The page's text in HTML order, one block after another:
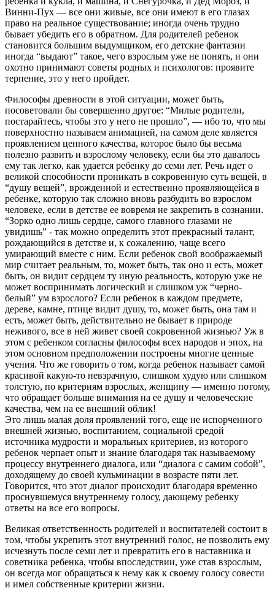
Винни-Пух — все они живые, все они имеют в его глазах
право на реальное существование; иногда очень трудно
бывает убедить его в обратном. Для родителей ребенок
становится большим выдумщиком, его детские фантазии
иногда “выдают” такое, чего взрослым уже не понять, и они
охотно принимают советы родных и психологов: проявите
терпение, это у него пройдет.
Философы древности в этой ситуации, может быть,
посоветовали бы совершенно другое: “Милые родители,
постарайтесь, чтобы это у него не прошло”, — ибо то, что мы
поверхностно называем анимацией, на самом деле является
проявлением ценного качества, которое было бы весьма
полезно развить и взрослому человеку, если бы это давалось
ему так легко, как удается ребенку до семи лет. Речь идет о
великой способности проникать в сокровенную суть вещей, в
“душу вещей”, врожденной и естественно проявляющейся в
ребенке, которую так сложно вновь разбудить во взрослом
человеке, если в детстве ее вовремя не закрепить в сознании.
“Зорко одно лишь сердце, самого главного глазами не
увидишь” - так можно определить этот прекрасный талант,
рождающийся в детстве и, к сожалению, чаще всего
умирающий вместе с ним. Если ребенок свой воображаемый
мир считает реальным, то, может быть, так оно и есть, может
быть, он видит сердцем ту иную реальность, которую уже не
может воспринимать логический и слишком уж “черно-
белый” ум взрослого? Если ребенок в каждом предмете,
дереве, камне, птице видит душу, то, может быть, она там и
есть, может быть, действительно не бывает в природе
неживого, все в ней живет своей сокровенной жизнью? Уж в
этом с ребенком согласны философы всех народов и эпох, на
этом основном предположении построены многие ценные
учения. Что же говорить о том, когда ребенок называет самой
красивой какую-то невзрачную, слишком худую или слишком
толстую, по критериям взрослых, женщину — именно потому,
что обращает больше внимания на ее душу и человеческие
качества, чем на ее внешний облик!
Это лишь малая доля проявлений того, еще не испорченного
внешней жизнью, воспитанием, социальной средой
источника мудрости и моральных критериев, из которого
ребенок черпает опыт и знание благодаря так называемому
процессу внутреннего диалога, или “диалога с самим собой”,
доходящему до своей кульминации в возрасте пяти лет.
Говорится, что этот диалог происходит благодаря временно
проснувшемуся внутреннему голосу, дающему ребенку
ответы на все его вопросы.
Великая ответственность родителей и воспитателей состоит в
том, чтобы укрепить этот внутренний голос, не позволить ему
исчезнуть после семи лет и превратить его в наставника и
советника ребенка, чтобы впоследствии, уже став взрослым,
он всегда мог обращаться к нему как к своему голосу совести
и имел собственные критерии жизни.